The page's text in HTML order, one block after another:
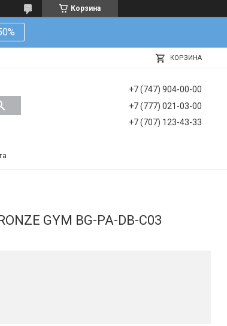
Корзина
КОРЗИНА
+7 (747) 904-00-00
+7 (777) 021-03-00
+7 (707) 123-43-33
GYM BG-PA-DB-C03